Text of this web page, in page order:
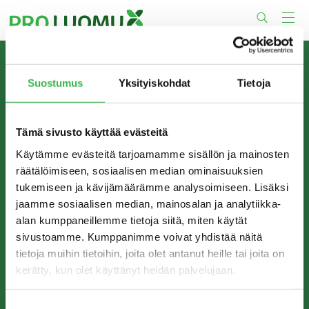
Suostumus Yksityiskohdat Tietoja
Tämä sivusto käyttää evästeitä
Käytämme evästeitä tarjoamamme sisällön ja mainosten
räätälöimiseen, sosiaalisen median ominaisuuksien
tukemiseen ja kävijämäärämme analysoimiseen. Lisäksi
jaamme sosiaalisen median, mainosalan ja analytiikka-
alan kumppaneillemme tietoja siitä, miten käytät
sivustoamme. Kumppanimme voivat yhdistää näitä
tietoja muihin tietoihin, joita olet antanut heille tai joita on
kerätty, kun olet käyttänyt heidän palvelujaan.
to
content
TIETOA MEISTÄ
Pro Luomu on luomualan yhteistyöorganisaatio, joka